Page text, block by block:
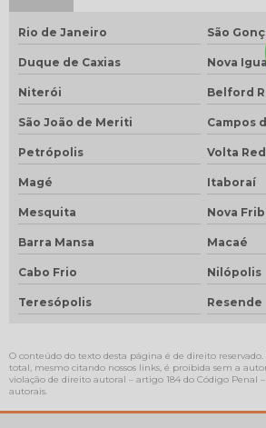
Rio de Janeiro São
Duque de Caxias Nova
Niterói Belford
São João de Meriti Campos
Petrópolis Volta
Magé Itaboraí
Mesquita Nova
Barra Mansa Macaé
Cabo Frio Nilópolis
Teresópolis Resende
O conteúdo do texto desta página é de direito
total, mesmo citando nossos links, é proibida sem a
violação de direito autoral – artigo 184 do Código Penal –
autorais.